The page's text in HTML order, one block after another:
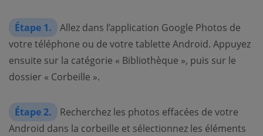
Étape 1.
Allez dans l’application Google Photos de
votre téléphone ou de votre tablette Android. Appuyez
ensuite sur la catégorie « Bibliothèque », puis sur le
dossier « Corbeille ».
Étape 2.
Recherchez les photos effacées de votre
Android dans la corbeille et sélectionnez les éléments